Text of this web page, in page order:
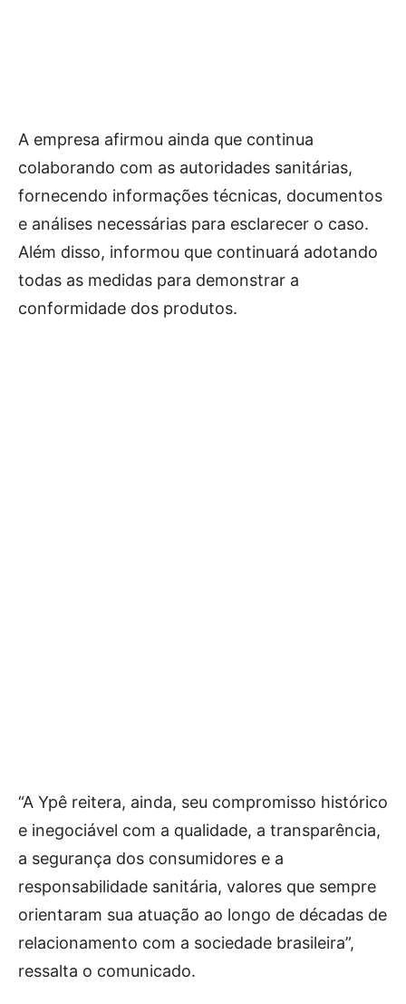
A empresa afirmou ainda que continua
colaborando com as autoridades sanitárias,
fornecendo informações técnicas, documentos
e análises necessárias para esclarecer o caso.
Além disso, informou que continuará adotando
todas as medidas para demonstrar a
conformidade dos produtos.
“A Ypê reitera, ainda, seu compromisso histórico
e inegociável com a qualidade, a transparência,
a segurança dos consumidores e a
responsabilidade sanitária, valores que sempre
orientaram sua atuação ao longo de décadas de
relacionamento com a sociedade brasileira”,
ressalta o comunicado.